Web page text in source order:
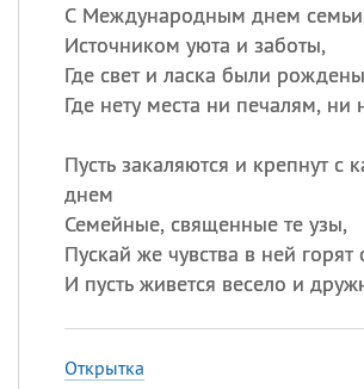
С Международным днем
Источником уюта и заботы,
Где свет и ласка были
Где нету места ни печалям, ни
Пусть закаляются и крепнут с
днем
Семейные, священные те узы,
Пускай же чувства в ней горят
И пусть живется весело и
Открытка